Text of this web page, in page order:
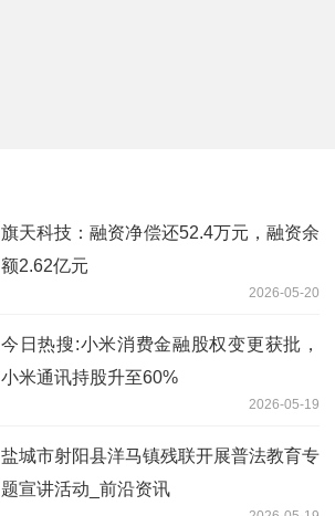
旗天科技：融资净偿还52.4万元，融资余
额2.62亿元
2026-05-20
今日热搜:小米消费金融股权变更获批，
小米通讯持股升至60%
2026-05-19
盐城市射阳县洋马镇残联开展普法教育专
题宣讲活动_前沿资讯